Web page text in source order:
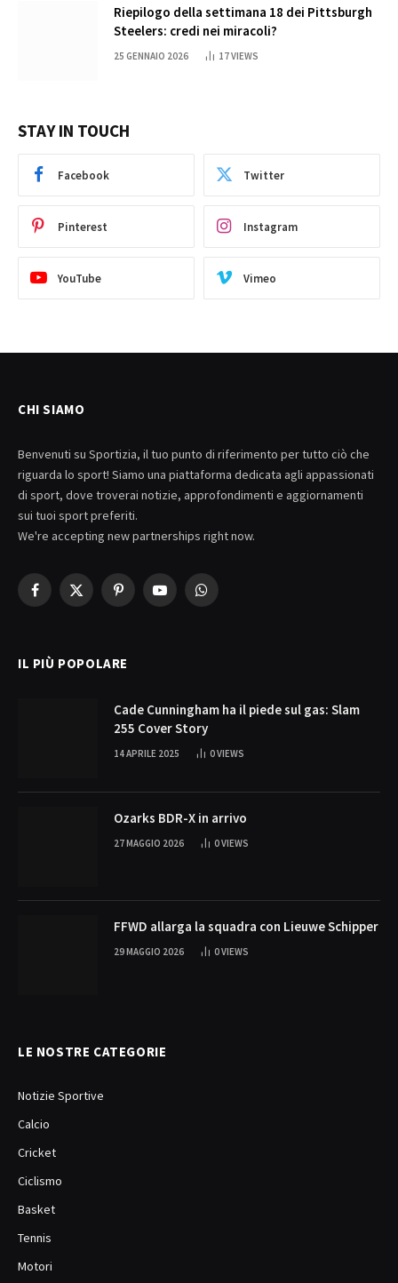
Riepilogo della settimana 18 dei Pittsburgh
Steelers: credi nei miracoli?
25 GENNAIO 2026 17VIEWS
STAY IN TOUCH
Facebook Twitter
Pinterest Instagram
YouTube Vimeo
CHI SIAMO
Benvenuti su Sportizia, il tuo punto di riferimento per tutto ciò che
riguarda lo sport! Siamo una piattaforma dedicata agli appassionati
di sport, dove troverai notizie, approfondimenti e aggiornamenti
sui tuoi sport preferiti.
We're accepting new partnerships right now.
Facebook
X
PinterestYouTubeWhatsApp
IL PIÙ POPOLARE
Cade Cunningham ha il piede sul gas: Slam
255 Cover Story
14 APRILE 2025 0VIEWS
Ozarks BDR-X in arrivo
27 MAGGIO 2026 0VIEWS
FFWD allarga la squadra con Lieuwe Schipper
29 MAGGIO 2026 0VIEWS
LE NOSTRE CATEGORIE
Notizie Sportive
Calcio
Cricket
Ciclismo
Basket
Tennis
Motori